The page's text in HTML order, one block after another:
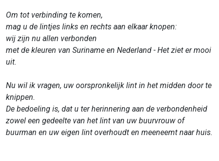
Om tot verbinding te komen,
mag u de lintjes links en rechts aan elkaar knopen:
wij zijn nu allen verbonden
met de kleuren van Suriname en Nederland - Het ziet er mooi
uit.
Nu wil ik vragen, uw oorspronkelijk lint in het midden door te
knippen.
De bedoeling is, dat u ter herinnering aan de verbondenheid
zowel een gedeelte van het lint van uw buurvrouw of
buurman en uw eigen lint overhoudt en meeneemt naar huis.